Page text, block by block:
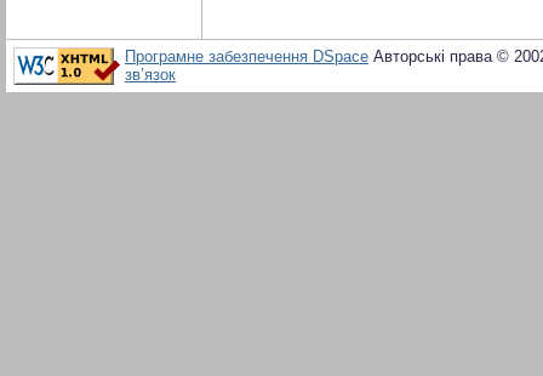
Програмне забезпечення DSpace Авторські права ©
зв’язок